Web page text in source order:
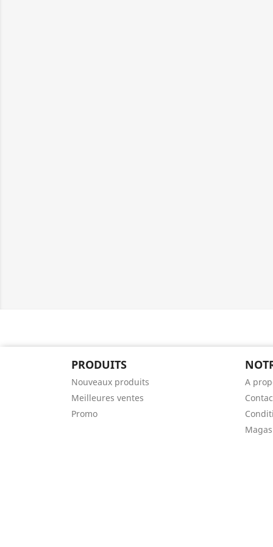
PRODUITS
Nouveaux produits
Meilleures ventes
Promo
A